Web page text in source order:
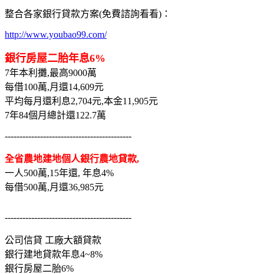
整合各家銀行貸款方案(免費諮詢看看)：
http://www.youbao99.com/
銀行房屋二胎年息6%
7年本利攤,最高9000萬
每借100萬,月還14,609元
平均每月還利息2,704元,本金11,905元
7年84個月總計還122.7萬
-------------------------------------------
全省農地建地個人銀行農地貸款,
一人500萬,15年還, 年息4%
每借500萬,月還36,985元
-------------------------------------------
公司信貸 工廠大額貸款
銀行建地貸款年息4~8%
銀行房屋二胎6%